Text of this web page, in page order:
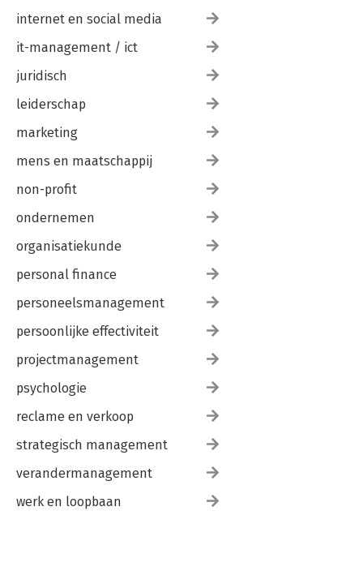
internet en social media
it-management / ict
juridisch
leiderschap
marketing
mens en maatschappij
non-profit
ondernemen
organisatiekunde
personal finance
personeelsmanagement
persoonlijke effectiviteit
projectmanagement
psychologie
reclame en verkoop
strategisch management
verandermanagement
werk en loopbaan